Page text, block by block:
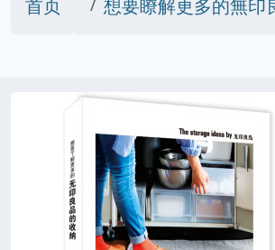
首页 想要瞭解更多的無印